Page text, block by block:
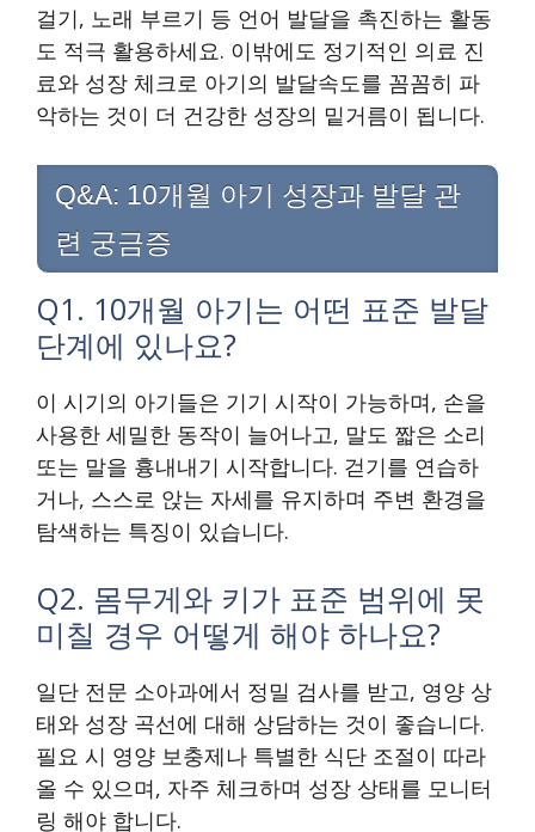
걸기, 노래 부르기 등 언어 발달을 촉진하는 활동
도 적극 활용하세요. 이밖에도 정기적인 의료 진
료와 성장 체크로 아기의 발달속도를 꼼꼼히 파
악하는 것이 더 건강한 성장의 밑거름이 됩니다.
Q&A: 10개월 아기 성장과 발달 관
련 궁금증
Q1. 10개월 아기는 어떤 표준 발달
단계에 있나요?
이 시기의 아기들은 기기 시작이 가능하며, 손을
사용한 세밀한 동작이 늘어나고, 말도 짧은 소리
또는 말을 흉내내기 시작합니다. 걷기를 연습하
거나, 스스로 앉는 자세를 유지하며 주변 환경을
탐색하는 특징이 있습니다.
Q2. 몸무게와 키가 표준 범위에 못
미칠 경우 어떻게 해야 하나요?
일단 전문 소아과에서 정밀 검사를 받고, 영양 상
태와 성장 곡선에 대해 상담하는 것이 좋습니다.
필요 시 영양 보충제나 특별한 식단 조절이 따라
올 수 있으며, 자주 체크하며 성장 상태를 모니터
링 해야 합니다.